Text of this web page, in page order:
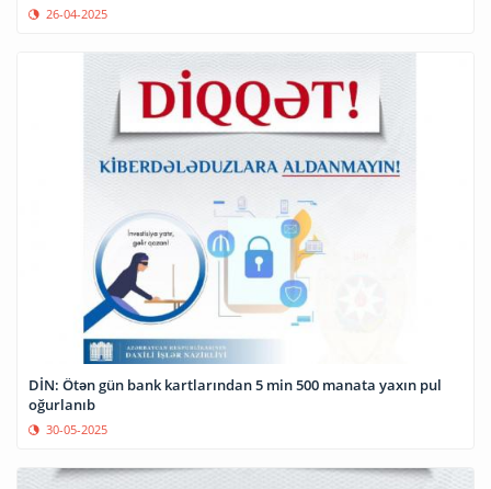
26-04-2025
DİN: Ötən gün bank kartlarından 5 min 500 manata yaxın pul
oğurlanıb
30-05-2025